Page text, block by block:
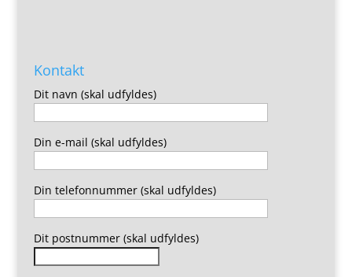
Kontakt
Dit navn (skal udfyldes)
Din e-mail (skal udfyldes)
Din telefonnummer (skal udfyldes)
Dit postnummer (skal udfyldes)